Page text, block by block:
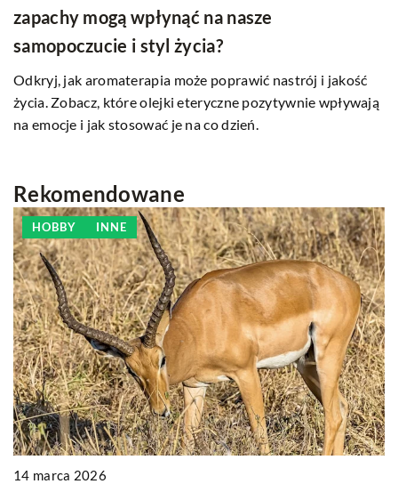
zapachy mogą wpłynąć na nasze
samopoczucie i styl życia?
Odkryj, jak aromaterapia może poprawić nastrój i jakość
życia. Zobacz, które olejki eteryczne pozytywnie wpływają
na emocje i jak stosować je na co dzień.
Rekomendowane
HOBBY INNE
14 marca 2026